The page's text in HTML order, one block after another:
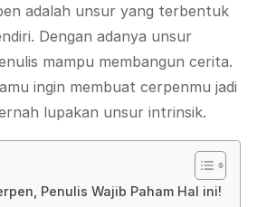
adalah unsur yang terbentuk
Dengan adanya unsur
mampu membangun cerita.
ingin membuat cerpenmu jadi
lupakan unsur intrinsik.
Penulis Wajib Paham Hal ini!